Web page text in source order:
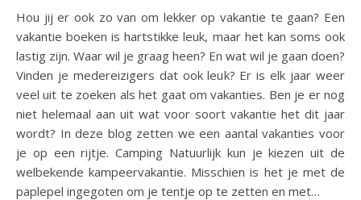
Hou jij er ook zo van om lekker op vakantie te gaan? Een
vakantie boeken is hartstikke leuk, maar het kan soms ook
lastig zijn. Waar wil je graag heen? En wat wil je gaan doen?
Vinden je medereizigers dat ook leuk? Er is elk jaar weer
veel uit te zoeken als het gaat om vakanties. Ben je er nog
niet helemaal aan uit wat voor soort vakantie het dit jaar
wordt? In deze blog zetten we een aantal vakanties voor
je op een rijtje. Camping Natuurlijk kun je kiezen uit de
welbekende kampeervakantie. Misschien is het je met de
paplepel ingegoten om je tentje op te zetten en met…